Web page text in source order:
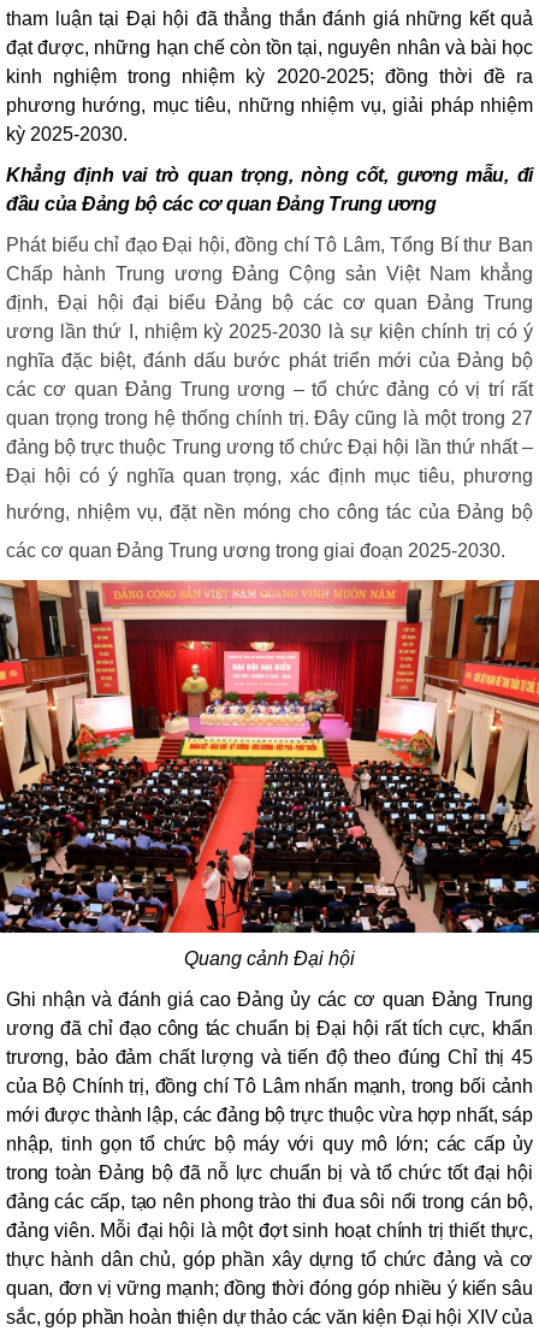
tham luận tại Đại hội đã thẳng thắn đánh giá những kết quả
đạt được, những hạn chế còn tồn tại, nguyên nhân và bài học
kinh nghiệm trong nhiệm kỳ 2020-2025; đồng thời đề ra
phương hướng, mục tiêu, những nhiệm vụ, giải pháp nhiệm
kỳ 2025-2030.
Khẳng định vai trò quan trọng, nòng cốt, gương mẫu, đi
đầu của Đảng bộ các cơ quan Đảng Trung ương
Phát biểu chỉ đạo Đại hội,đồng chí Tô Lâm, Tổng Bí thư Ban
Chấp hành Trung ương Đảng Cộng sản Việt Nam khẳng
định, Đại hội đại biểu Đảng bộ các cơ quan Đảng Trung
ương lần thứ I, nhiệm kỳ 2025-2030 là sự kiện chính trị có ý
nghĩa đặc biệt, đánh dấu bước phát triển mới của Đảng bộ
các cơ quan Đảng Trung ương – tổ chức đảng có vị trí rất
quan trọng trong hệ thống chính trị. Đây cũng là một trong 27
đảng bộ trực thuộc Trung ương tổ chức Đại hội lần thứ nhất –
Đại hội có ý nghĩa quan trọng, xác định mục tiêu, phương
hướng, nhiệm vụ, đặt nền móng cho công tác của Đảng bộ
các cơ quan Đảng Trung ương trong giai đoạn 2025-2030.
Quang cảnh Đại hội
Ghi nhận và đánh giá cao Đảng ủy các cơ quan Đảng Trung
ương đã chỉ đạo công tác chuẩn bị Đại hội rất tích cực, khẩn
trương, bảo đảm chất lượng và tiến độ theo đúng Chỉ thị 45
của Bộ Chính trị, đồng chí Tô Lâm nhấn mạnh, trong bối cảnh
mới được thành lập, các đảng bộ trực thuộc vừa hợp nhất, sáp
nhập, tinh gọn tổ chức bộ máy với quy mô lớn; các cấp ủy
trong toàn Đảng bộ đã nỗ lực chuẩn bị và tổ chức tốt đại hội
đảng các cấp, tạo nên phong trào thi đua sôi nổi trong cán bộ,
đảng viên. Mỗi đại hội là một đợt sinh hoạt chính trị thiết thực,
thực hành dân chủ, góp phần xây dựng tổ chức đảng và cơ
quan, đơn vị vững mạnh; đồng thời đóng góp nhiều ý kiến sâu
sắc, góp phần hoàn thiện dự thảo các văn kiện Đại hội XIV của